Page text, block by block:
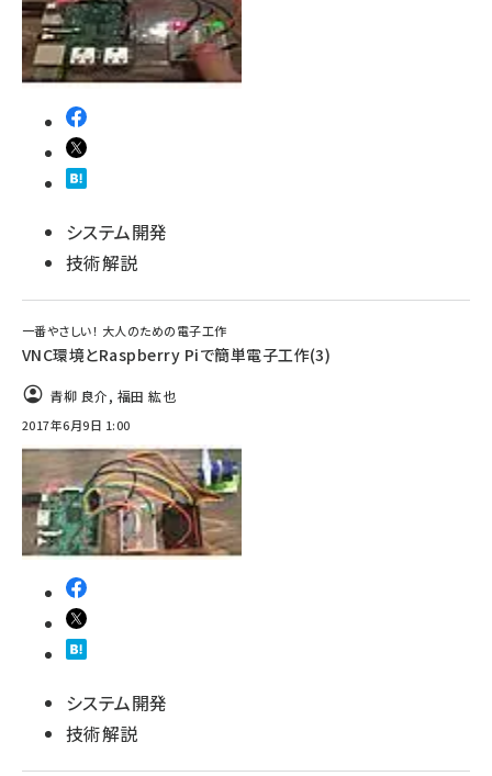
システム開発
技術解説
一番やさしい！ 大人のための電子工作
VNC環境とRaspberry Piで簡単電子工作(3)
青柳 良介, 福田 紘也
2017年6月9日 1:00
システム開発
技術解説